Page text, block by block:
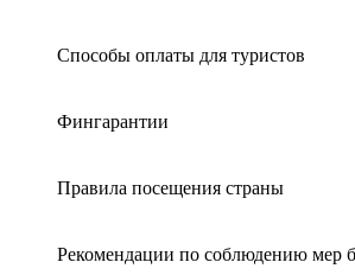
Способы оплаты для туристов
Фингарантии
Правила посещения страны
Рекомендации по соблюдению мер